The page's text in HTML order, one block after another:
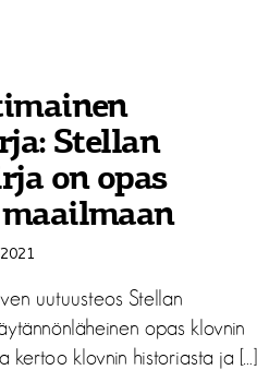
Stellan
on opas
uutuusteos Stellan
opas klovnin
kertoo klovnin historiasta ja […]